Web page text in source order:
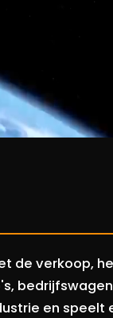
de verkoop,
en speelt